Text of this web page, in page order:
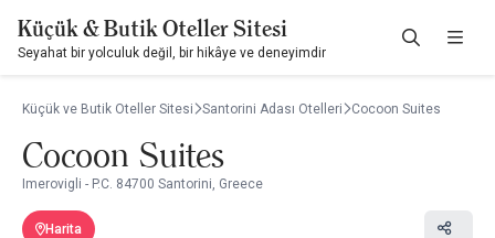
Küçük & Butik Oteller Sitesi
Seyahat bir yolculuk değil, bir hikâye ve deneyimdir
Küçük ve Butik Oteller Sitesi Santorini Adası Otelleri Cocoon Suites
Cocoon Suites
Imerovigli - P.C. 84700 Santorini, Greece
Harita